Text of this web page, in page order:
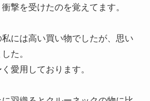
撃を受けたのを覚えてます。
には高い買い物でしたが、思い
た。
愛用しております。